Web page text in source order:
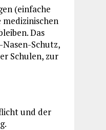
(einfache
Das
Schutz,
Schulen, zur
und der